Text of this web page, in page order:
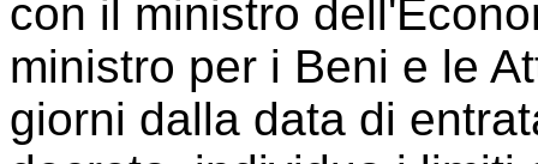
con il ministro
ministro per i Beni e le
giorni dalla data di